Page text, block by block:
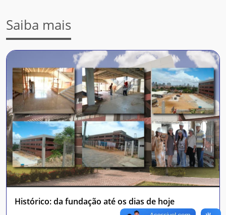
Saiba mais
Histórico: da fundação até os dias de hoje